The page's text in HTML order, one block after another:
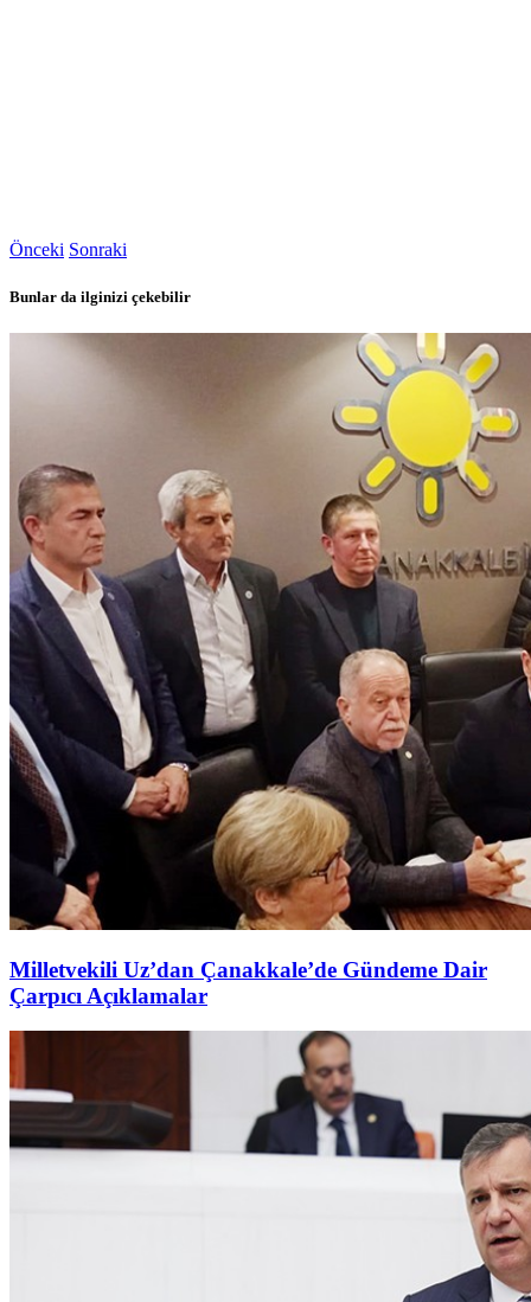
Önceki Sonraki
Bunlar da ilginizi çekebilir
Milletvekili Uz’dan Çanakkale’de Gündeme Dair
Çarpıcı Açıklamalar